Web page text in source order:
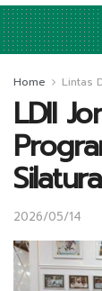
Home Lintas
LDII
2026/05/14